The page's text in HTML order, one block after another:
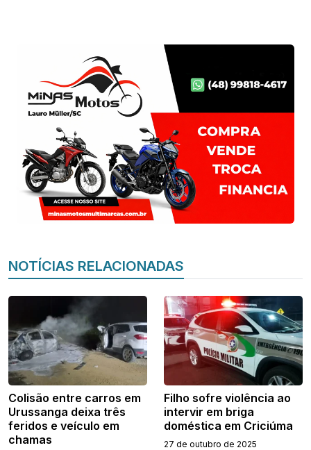
NOTÍCIAS RELACIONADAS
Colisão entre carros em
Urussanga deixa três
feridos e veículo em
chamas
Filho sofre violência ao
intervir em briga
doméstica em Criciúma
27 de outubro de 2025